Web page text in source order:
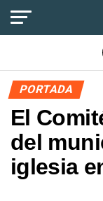
PORTADA
El
del
iglesia